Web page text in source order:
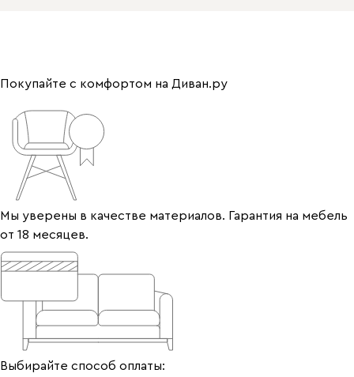
Покупайте с комфортом на Диван.ру
Мы уверены в качестве материалов. Гарантия на мебель
от 18 месяцев.
Выбирайте способ оплаты: